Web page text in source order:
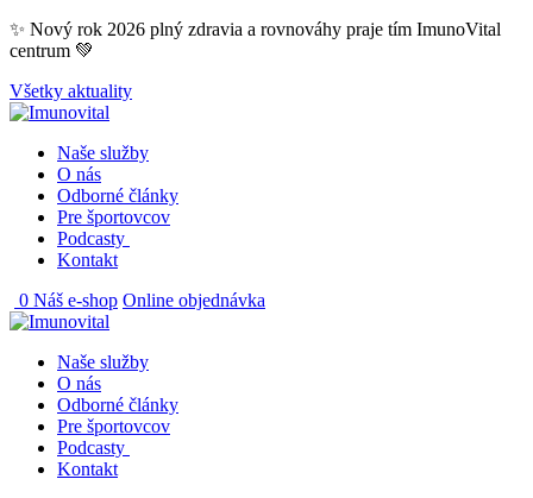
Skip
to
✨ Nový rok 2026 plný zdravia a rovnováhy praje tím ImunoVital
centrum 💚
Všetky aktuality
Naše služby
O nás
Odborné články
Pre športovcov
Podcasty
Kontakt
0 Náš e-shop Online objednávka
Naše služby
O nás
Odborné články
Pre športovcov
Podcasty
Kontakt